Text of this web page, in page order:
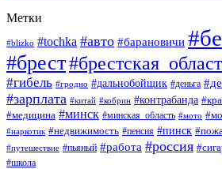
Метки
#blizko #tochka #авто #барановичи
#брест
#гибель #гродно #дальнобойщик #деньга
#зарплата #китай #кобрин #контрабанда
#медицина #минск #минская_область #мото
#наркотик #недвижимость #пенсия #пинск
#путешествие #пьяный #работа #россия
#школа